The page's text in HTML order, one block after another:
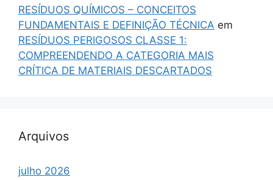
RESÍDUOS QUÍMICOS – CONCEITOS
FUNDAMENTAIS E DEFINIÇÃO TÉCNICA em
RESÍDUOS PERIGOSOS CLASSE 1:
COMPREENDENDO A CATEGORIA MAIS
CRÍTICA DE MATERIAIS DESCARTADOS
Arquivos
julho 2026